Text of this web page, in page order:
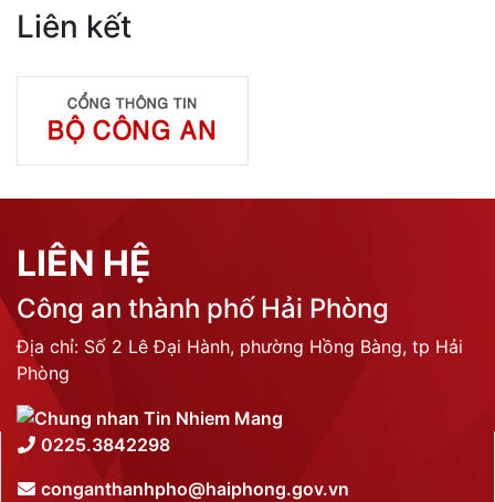
Liên kết
LIÊN HỆ
Công an thành phố Hải Phòng
Địa chỉ: Số 2 Lê Đại Hành, phường Hồng Bàng, tp Hải
Phòng
0225.3842298
conganthanhpho@haiphong.gov.vn